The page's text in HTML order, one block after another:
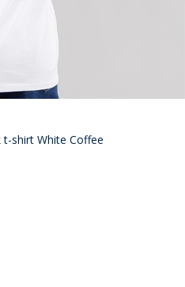
t-shirt White Coffee